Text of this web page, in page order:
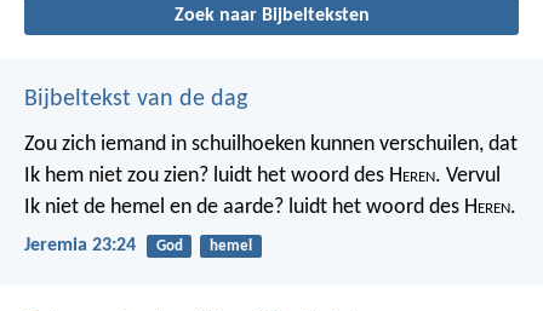
Zoek naar Bijbelteksten
Bijbeltekst van de dag
Zou zich iemand in schuilhoeken kunnen verschuilen, dat
Ik hem niet zou zien? luidt het woord des Heren. Vervul
Ik niet de hemel en de aarde? luidt het woord des Heren.
Jeremia 23:24 God hemel